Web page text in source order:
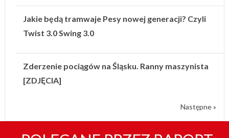
Jakie będą tramwaje Pesy nowej generacji? Czyli
Twist 3.0 Swing 3.0
Zderzenie pociągów na Śląsku. Ranny maszynista
[ZDJĘCIA]
Następne »